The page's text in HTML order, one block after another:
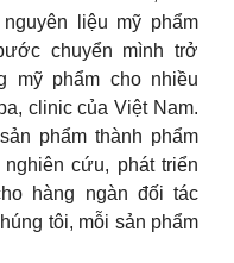
liệu mỹ phẩm
chuyển mình trở
mỹ phẩm cho nhiều
clinic của Việt Nam.
phẩm thành phẩm
cứu, phát triển
hàng ngàn đối tác
tôi, mỗi sản phẩm